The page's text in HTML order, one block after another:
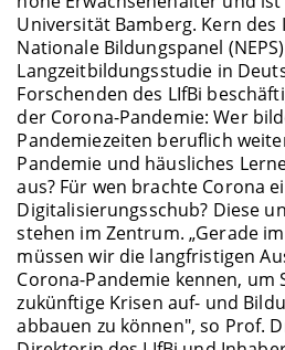
Universität Bamberg. Kern
Nationale Bildungspanel
Langzeitbildungsstudie in
Forschenden des LIfBi
der Corona-Pandemie: Wer
Pandemiezeiten beruflich
Pandemie und häusliches
aus? Für wen brachte Corona
Digitalisierungsschub? Diese
stehen im Zentrum. „Gerade
müssen wir die langfristigen
Corona-Pandemie kennen, um
zukünftige Krisen auf- und
abbauen zu können", so Prof.